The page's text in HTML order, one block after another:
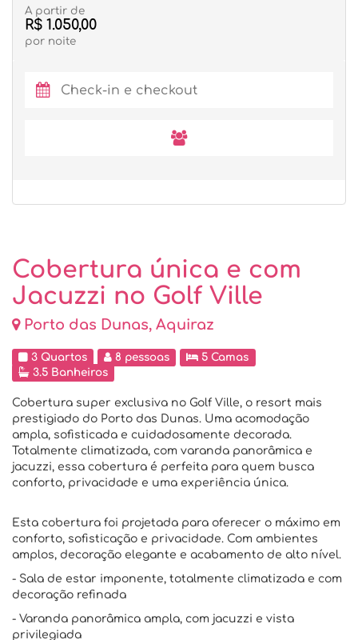
Cobertura única e com
Jacuzzi no Golf Ville
Porto das Dunas, Aquiraz
3 Quartos 8 pessoas
5 Camas
3.5 Banheiros
Cobertura super exclusiva no Golf Ville, o resort mais
prestigiado do Porto das Dunas. Uma acomodação
ampla, sofisticada e cuidadosamente decorada.
Totalmente climatizada, com varanda panorâmica e
jacuzzi, essa cobertura é perfeita para quem busca
conforto, privacidade e uma experiência única.
Esta cobertura foi projetada para oferecer o máximo em
conforto, sofisticação e privacidade. Com ambientes
amplos, decoração elegante e acabamento de alto nível.
- Sala de estar imponente, totalmente climatizada e com
decoração refinada
- Varanda panorâmica ampla, com jacuzzi e vista
privilegiada
A partir de
R$ 1.050,00
por noite